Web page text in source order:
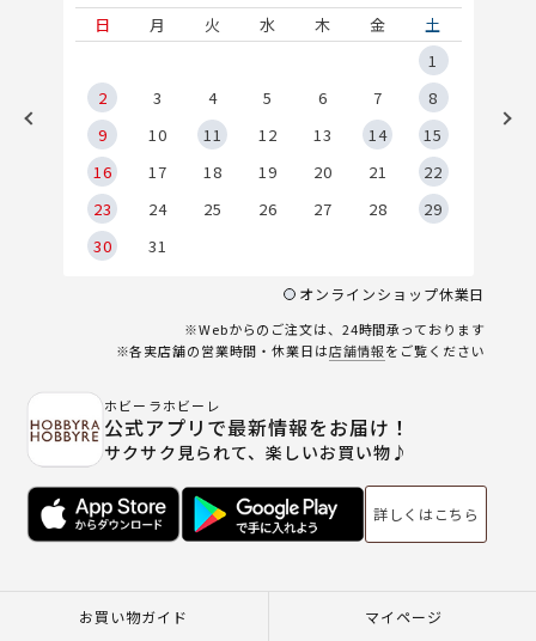
日
月 火 水 木 金
土
1
2
3 4 5 6 7
8
9
10 11 12 13 14
15
16
17 18 19 20 21
22
23
24 25 26 27 28
29
30
31
オンラインショップ休業日
※Webからのご注文は、24時間承っております
※各実店舗の営業時間・休業日は店舗情報をご覧ください
ホビーラホビーレ
公式アプリで最新情報をお届け！
サクサク見られて、楽しいお買い物♪
詳しくはこちら
お買い物ガイド マイページ